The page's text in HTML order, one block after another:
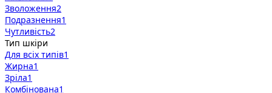
Зволоження2
Подразнення1
Чутливість2
Тип шкіри
Для всіх типів1
Жирна1
Зріла1
Комбінована1